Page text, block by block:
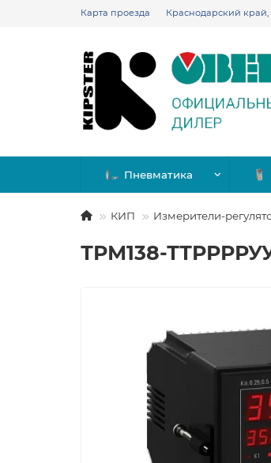
Карта проезда Краснодарский край,
Пневматика
КИП Измерители-
ТРМ138-